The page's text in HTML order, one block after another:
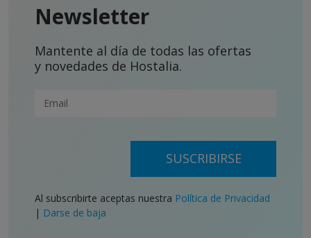
Newsletter
Mantente al día de todas las ofertas
y novedades de Hostalia.
SUSCRIBIRSE
Al subscribirte aceptas nuestra Política de Privacidad
| Darse de baja